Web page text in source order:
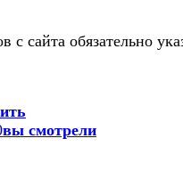
с сайта обязательно
вы смотрели